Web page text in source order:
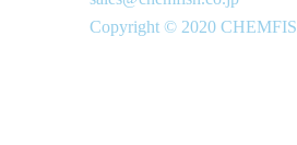
Copyright © 2020